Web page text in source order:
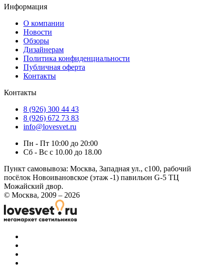
Информация
О компании
Новости
Обзоры
Дизайнерам
Политика конфиденциальности
Публичная оферта
Контакты
Контакты
8 (926) 300 44 43
8 (926) 672 73 83
info@lovesvet.ru
Пн - Пт 10:00 до 20:00
Сб - Вс с 10.00 до 18.00
Пункт самовывоза: Москва, Западная ул., с100, рабочий
посёлок Новоивановское (этаж -1) павильон G-5 ТЦ
Можайский двор.
© Москва, 2009 – 2026